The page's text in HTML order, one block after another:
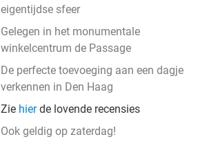
eigentijdse sfeer
Gelegen in het monumentale
winkelcentrum de Passage
De perfecte toevoeging aan een dagje
verkennen in Den Haag
Zie hierde lovende recensies
Ook geldig op zaterdag!